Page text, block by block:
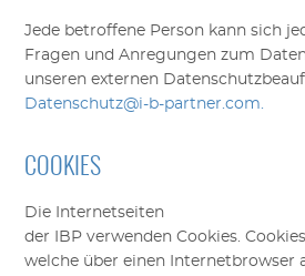
Jede betroffene Person kann sich
Fragen und Anregungen zum
unseren externen
Datenschutz@i-b-partner.com.
COOKIES
Die Internetseiten
der
IBP verwenden Cookies.
welche über einen Internetbrowser